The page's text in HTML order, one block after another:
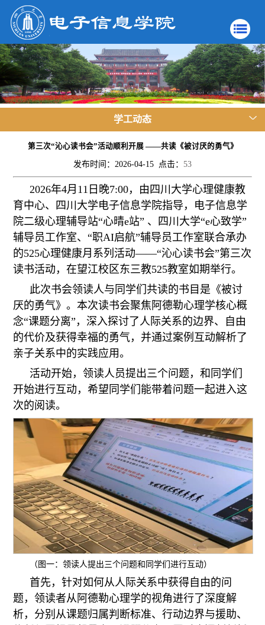
学工动态
第三次“沁心读书会”活动顺利开展 ——共读《被讨厌的勇气》
发布时间：2026-04-15 点击： 53
2026年4月11日晚7:00，由四川大学心理健康教
育中心、四川大学电子信息学院指导，电子信息学
院二级心理辅导站“心晴e站” 、四川大学“e心致学”
辅导员工作室、“职AI启航”辅导员工作室联合承办
的525心理健康月系列活动——“沁心读书会”第三次
读书活动，在望江校区东三教525教室如期举行。
此次书会领读人与同学们共读的书目 是《被讨
厌的勇气》。本次读书会聚焦阿德勒心理学核心概
念“课题分离”，深入探讨了人际关系的边界、自由
的代价及获得幸福的勇气，并通过案例互动解析了
亲子关系中的实践应用。
活动开始，领读人员提出三个问题，和同学们
开始进行互动，希望同学们能带着问题一起进入这
次的阅读。
（图一：领读人提出三个问题和同学们进行互动）
首先，针对如何从人际关系中获得自由的问
题，领读者从阿德勒心理学的视角进行了深度解
析，分别从课题归属判断标准、行动边界与援助、